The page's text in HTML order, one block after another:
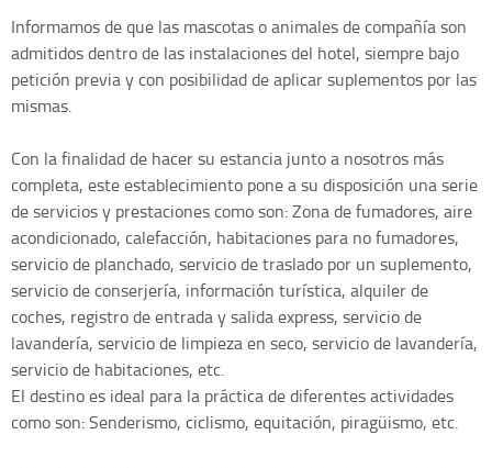
Informamos de que las mascotas o animales de compañía son
admitidos dentro de las instalaciones del hotel, siempre bajo
petición previa y con posibilidad de aplicar suplementos por las
mismas.
Con la finalidad de hacer su estancia junto a nosotros más
completa, este establecimiento pone a su disposición una serie
de servicios y prestaciones como son: Zona de fumadores, aire
acondicionado, calefacción, habitaciones para no fumadores,
servicio de planchado, servicio de traslado por un suplemento,
servicio de conserjería, información turística, alquiler de
coches, registro de entrada y salida express, servicio de
lavandería, servicio de limpieza en seco, servicio de lavandería,
servicio de habitaciones, etc.
El destino es ideal para la práctica de diferentes actividades
como son: Senderismo, ciclismo, equitación, piragüismo, etc.